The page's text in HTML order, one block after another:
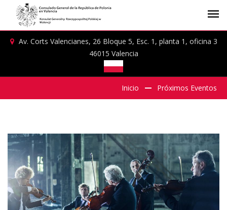
Av. Corts Valencianes, 26 Bloque 5, Esc. 1, planta 1, oficina 3
46015 Valencia
Inicio Próximos Eventos